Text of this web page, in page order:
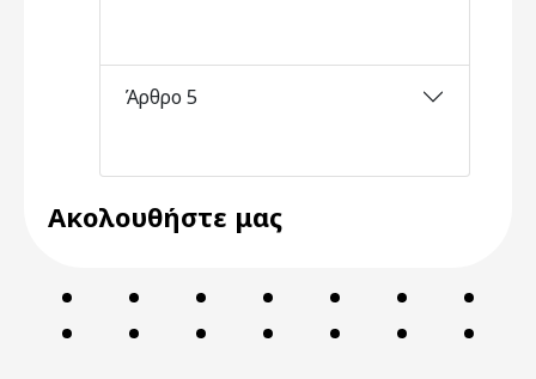
Άρθρο 5
Ακολουθήστε μας